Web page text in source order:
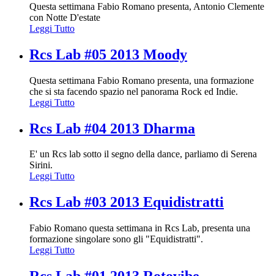
Questa settimana Fabio Romano presenta, Antonio Clemente
con Notte D'estate
Leggi Tutto
Rcs Lab #05 2013 Moody
Questa settimana Fabio Romano presenta, una formazione
che si sta facendo spazio nel panorama Rock ed Indie.
Leggi Tutto
Rcs Lab #04 2013 Dharma
E' un Rcs lab sotto il segno della dance, parliamo di Serena
Sirini.
Leggi Tutto
Rcs Lab #03 2013 Equidistratti
Fabio Romano questa settimana in Rcs Lab, presenta una
formazione singolare sono gli "Equidistratti".
Leggi Tutto